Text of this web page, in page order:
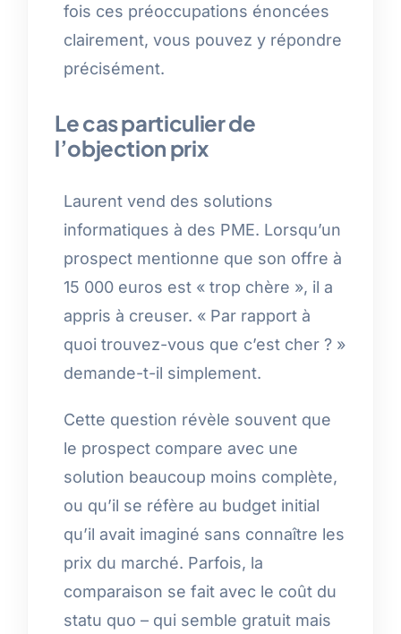
fois ces préoccupations énoncées
clairement, vous pouvez y répondre
précisément.
Le cas particulier de
l’objection prix
Laurent vend des solutions
informatiques à des PME. Lorsqu’un
prospect mentionne que son offre à
15 000 euros est « trop chère », il a
appris à creuser. « Par rapport à
quoi trouvez-vous que c’est cher ? »
demande-t-il simplement.
Cette question révèle souvent que
le prospect compare avec une
solution beaucoup moins complète,
ou qu’il se réfère au budget initial
qu’il avait imaginé sans connaître les
prix du marché. Parfois, la
comparaison se fait avec le coût du
statu quo – qui semble gratuit mais